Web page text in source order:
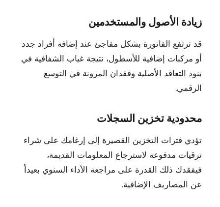
زيادة الأصول والمستخدمين
قد ترتفع الفاتورة بشكل مفاجئ عند إضافة أفراد جدد
أو مركبات إضافية للأسطول، نتيجة غياب الشفافية في
بنود التعاقد الأصلية وفقدان المرونة في التوسع
الرقمي.
محدودية تخزين السجلات
تؤدي فترات التخزين القصيرة إلى إرغامك على شراء
ترقيات مدفوعة لاسترجاع المعلومات القديمة،
فيفقدك ذلك القدرة على مراجعة الأداء السنوي بعيداً
عن المصاريف الإضافية.